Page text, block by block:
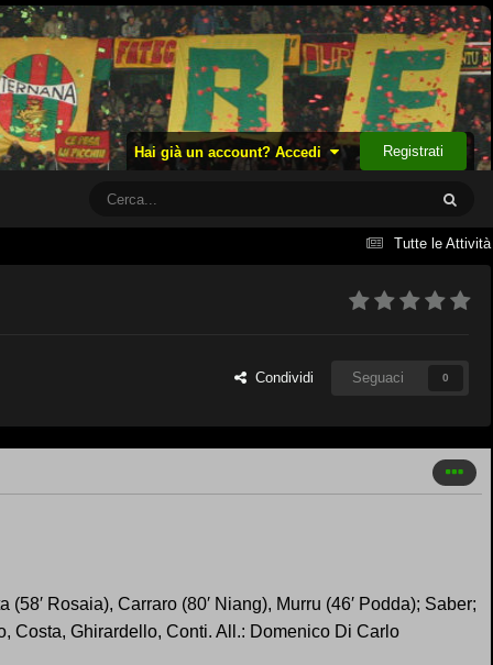
Hai già un account? Accedi Registrati
Tutte le Attività
Condividi Seguaci 0
Rosaia), Carraro (80′ Niang), Murru (46′ Podda); Saber;
Costa, Ghirardello, Conti. All.: Domenico Di Carlo